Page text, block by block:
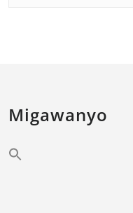
Migawanyo